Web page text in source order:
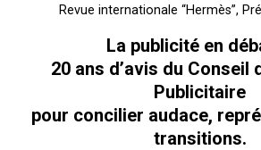
Revue internationale “Hermès”,
La publicité en
20 ans d’avis du Conseil
Publicitaire
pour concilier audace,
transitions.